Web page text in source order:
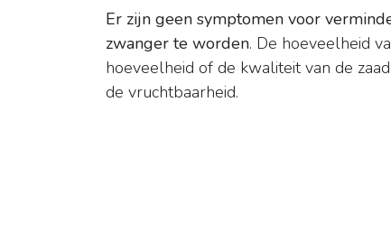
Er zijn geen symptomen voor
zwanger te worden. De hoeveelheid
hoeveelheid of de kwaliteit van de
de vruchtbaarheid.